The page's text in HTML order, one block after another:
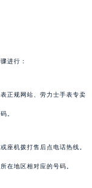
进行：
正规网站、劳力士手表专卖
。
座机拨打售后点电话热线。
在地区相对应的号码。